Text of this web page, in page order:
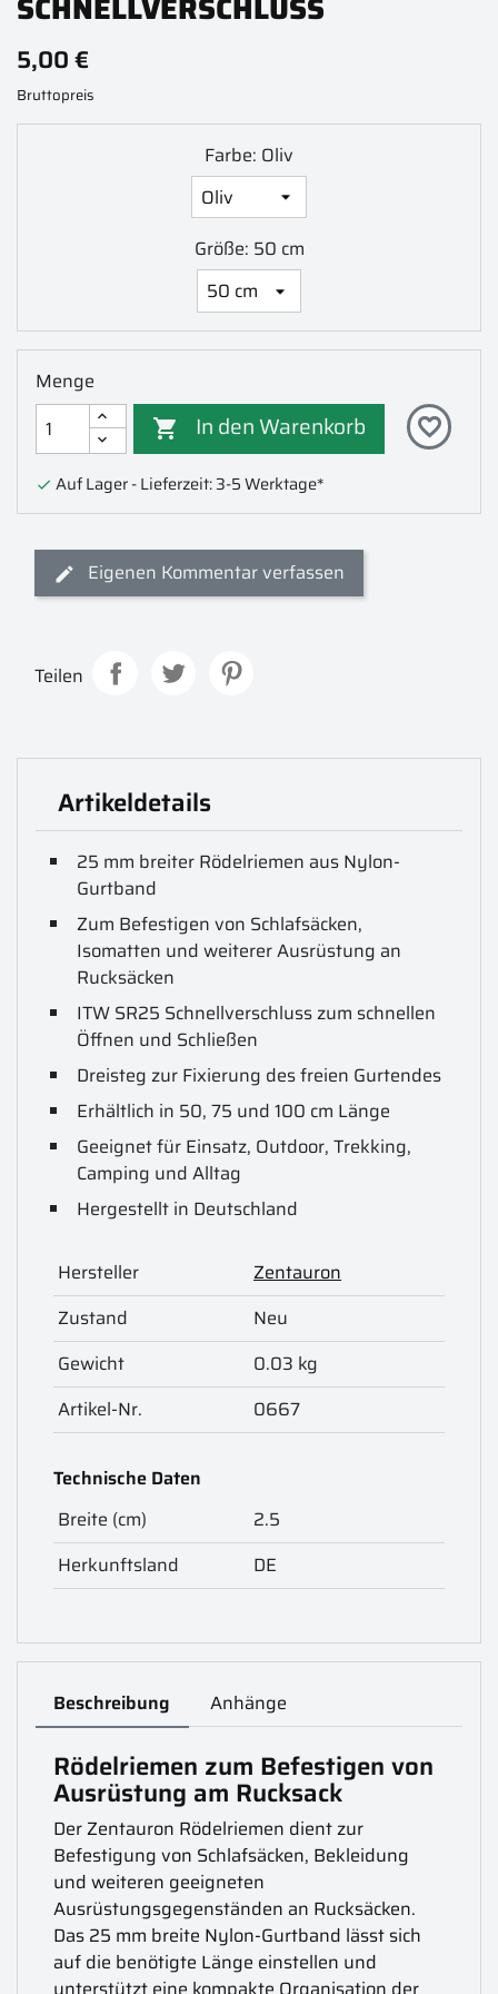
5,00 €
Bruttopreis
Farbe: Oliv
Größe: 50 cm
Menge
 In den Warenkorb favorite_border
 Auf Lager - Lieferzeit: 3-5 Werktage*
Eigenen Kommentar verfassen
Teilen
Artikeldetails
25 mm breiter Rödelriemen aus Nylon-
Gurtband
Zum Befestigen von Schlafsäcken,
Isomatten und weiterer Ausrüstung an
Rucksäcken
ITW SR25 Schnellverschluss zum schnellen
Öffnen und Schließen
Dreisteg zur Fixierung des freien Gurtendes
Erhältlich in 50, 75 und 100 cm Länge
Geeignet für Einsatz, Outdoor, Trekking,
Camping und Alltag
Hergestellt in Deutschland
Hersteller
Zentauron
Zustand
Neu
Gewicht
0.03 kg
Artikel-Nr.
0667
Technische Daten
Breite (cm)
2.5
Herkunftsland
DE
Beschreibung Anhänge
Rödelriemen zum Befestigen von
Ausrüstung am Rucksack
Der Zentauron Rödelriemen dient zur
Befestigung von Schlafsäcken, Bekleidung
und weiteren geeigneten
Ausrüstungsgegenständen an Rucksäcken.
Das 25 mm breite Nylon-Gurtband lässt sich
auf die benötigte Länge einstellen und